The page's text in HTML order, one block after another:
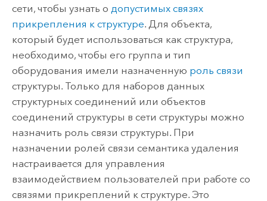
сети, чтобы узнать о допустимых связях
прикрепления к структуре. Для объекта,
который будет использоваться как структура,
необходимо, чтобы его группа и тип
оборудования имели назначенную роль связи
структуры. Только для наборов данных
структурных соединений или объектов
соединений структуры в сети структуры можно
назначить роль связи структуры. При
назначении ролей связи семантика удаления
настраивается для управления
взаимодействием пользователей при работе со
связями прикреплений к структуре. Это